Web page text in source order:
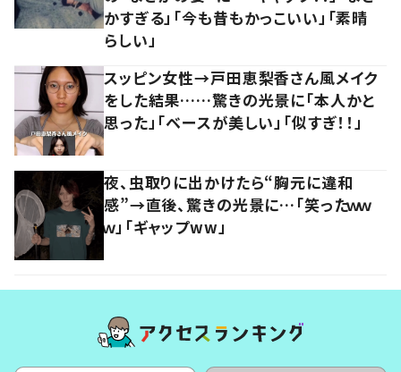
かすぎる」「今も昔もかっこいい」「素晴
らしい」
スッピン女性→戸田恵梨香さん風メイク
をした結果……驚きの光景に「本人かと
思った」「ベースが美しい」「似すぎ！！」
夜、虫取りに出かけたら“胸元に違和
感”→直後、驚きの光景に…「笑ったｗｗ
ｗ」「ギャップww」